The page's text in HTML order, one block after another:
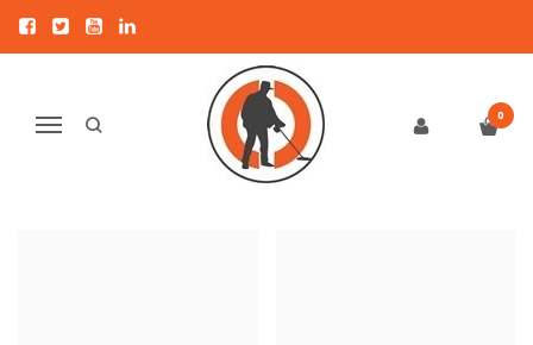
Navigacija
0
VISOS PREKĖS